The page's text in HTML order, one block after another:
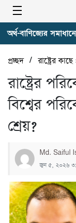
অর্থ-বাণিজ্যের
প্রচ্ছদ/রাষ্ট্রের কাছে
‎রাষ্ট্রের
বিশ্বের
শ্রেয়?
Md. Saiful
জুন ৫, ২০২৬